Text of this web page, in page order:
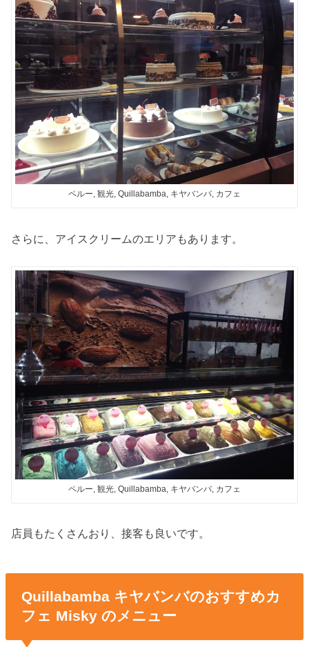
ペルー, 観光, Quillabamba, キヤバンバ, カフェ
さらに、アイスクリームのエリアもあります。
ペルー, 観光, Quillabamba, キヤバンバ, カフェ
店員もたくさんおり、接客も良いです。
Quillabamba キヤバンバのおすすめカ
フェ Misky のメニュー